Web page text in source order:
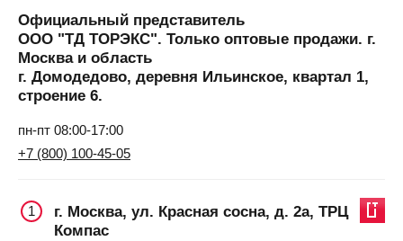
Официальный представитель
ООО "ТД ТОРЭКС". Только оптовые продажи. г.
Москва и область
г. Домодедово, деревня Ильинское, квартал 1,
строение 6.
пн-пт 08:00-17:00
+7 (800) 100-45-05
1
г. Москва, ул. Красная сосна, д. 2а, ТРЦ
Компас